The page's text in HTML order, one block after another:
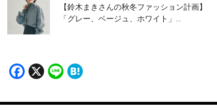
【鈴木まきさんの秋冬ファッション計画】
「グレー、ベージュ、ホワイト」…
Facebook
X Line